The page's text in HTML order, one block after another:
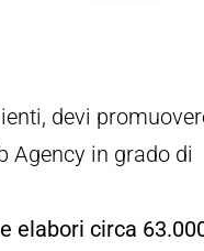
devi
Agency in grado di
elabori circa